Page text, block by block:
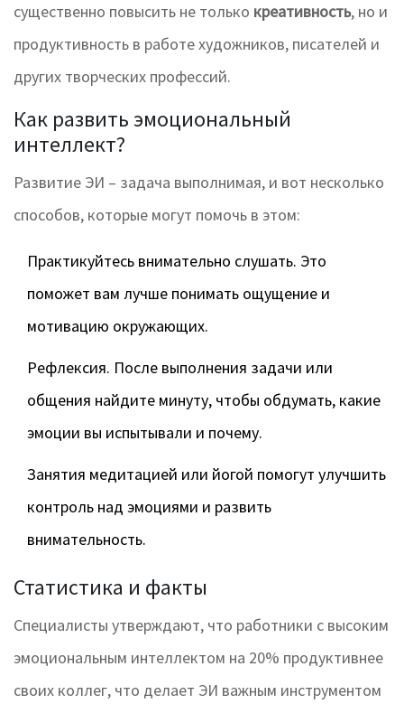
существенно повысить не только креативность, но и
продуктивность в работе художников, писателей и
других творческих профессий.
Как развить эмоциональный
интеллект?
Развитие ЭИ – задача выполнимая, и вот несколько
способов, которые могут помочь в этом:
Практикуйтесь внимательно слушать. Это
поможет вам лучше понимать ощущение и
мотивацию окружающих.
Рефлексия. После выполнения задачи или
общения найдите минуту, чтобы обдумать, какие
эмоции вы испытывали и почему.
Занятия медитацией или йогой помогут улучшить
контроль над эмоциями и развить
внимательность.
Статистика и факты
Специалисты утверждают, что работники с высоким
эмоциональным интеллектом на 20% продуктивнее
своих коллег, что делает ЭИ важным инструментом